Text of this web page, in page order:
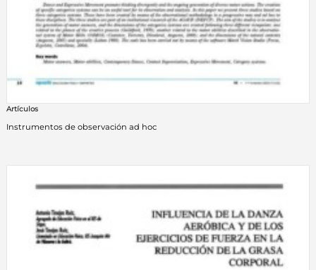
Artículos
Instrumentos de observación ad hoc